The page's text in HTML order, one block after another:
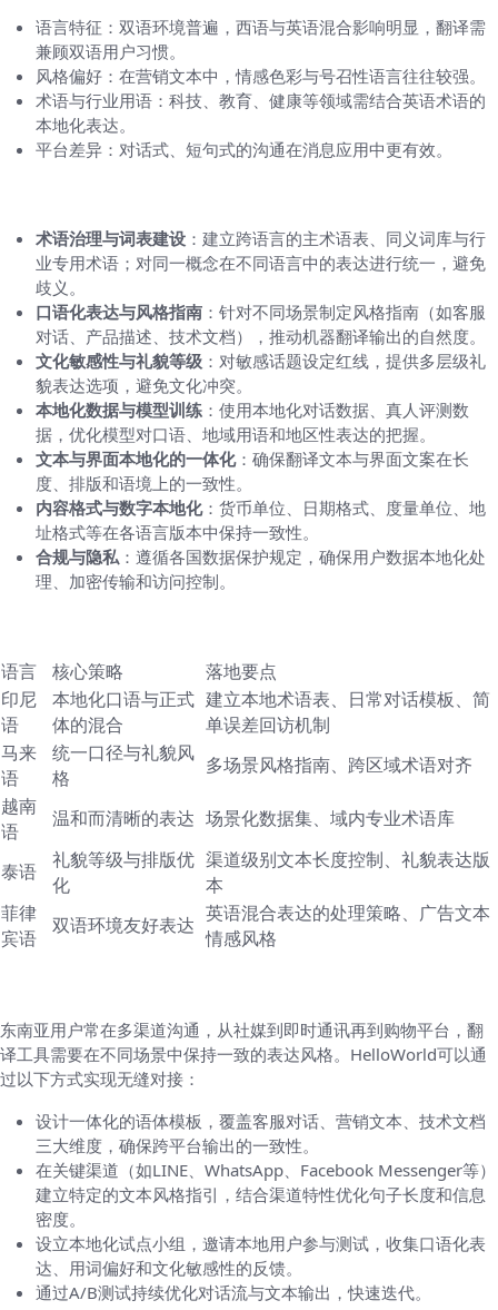
语言特征：双语环境普遍，西语与英语混合影响明显，翻译需
兼顾双语用户习惯。
风格偏好：在营销文本中，情感色彩与号召性语言往往较强。
术语与行业用语：科技、教育、健康等领域需结合英语术语的
本地化表达。
平台差异：对话式、短句式的沟通在消息应用中更有效。
术语治理与词表建设 ：建立跨语言的主术语表、同义词库与行
业专用术语；对同一概念在不同语言中的表达进行统一，避免
歧义。
口语化表达与风格指南 ：针对不同场景制定风格指南（如客服
对话、产品描述、技术文档），推动机器翻译输出的自然度。
文化敏感性与礼貌等级 ：对敏感话题设定红线，提供多层级礼
貌表达选项，避免文化冲突。
本地化数据与模型训练 ：使用本地化对话数据、真人评测数
据，优化模型对口语、地域用语和地区性表达的把握。
文本与界面本地化的一体化：确保翻译文本与界面文案在长
度、排版和语境上的一致性。
内容格式与数字本地化：货币单位、日期格式、度量单位、地
址格式等在各语言版本中保持一致性。
合规与隐私 ：遵循各国数据保护规定，确保用户数据本地化处
理、加密传输和访问控制。
语言 核心策略
落地要点
印尼
语
本地化口语与正式
体的混合
建立本地术语表、日常对话模板、简
单误差回访机制
马来
语
统一口径与礼貌风
格
多场景风格指南、跨区域术语对齐
越南
语
温和而清晰的表达 场景化数据集、域内专业术语库
泰语
礼貌等级与排版优
化
渠道级别文本长度控制、礼貌表达版
本
菲律
宾语
双语环境友好表达 英语混合表达的处理策略、广告文本
情感风格
东南亚用户常在多渠道沟通，从社媒到即时通讯再到购物平台，翻
译工具需要在不同场景中保持一致的表达风格。HelloWorld可以通
过以下方式实现无缝对接：
设计一体化的语体模板，覆盖客服对话、营销文本、技术文档
三大维度，确保跨平台输出的一致性。
在关键渠道（如LINE、WhatsApp、Facebook Messenger等）
建立特定的文本风格指引，结合渠道特性优化句子长度和信息
密度。
设立本地化试点小组，邀请本地用户参与测试，收集口语化表
达、用词偏好和文化敏感性的反馈。
通过A/B测试持续优化对话流与文本输出，快速迭代。